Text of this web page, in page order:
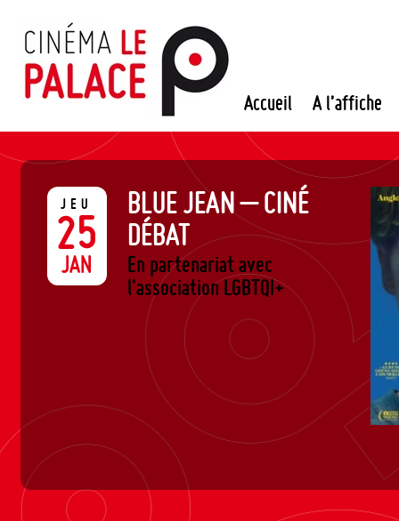
contenu
Accueil A l’affiche
JEU
25
JAN
BLUE JEAN – CINÉ
DÉBAT
En partenariat avec
l'association LGBTQI+